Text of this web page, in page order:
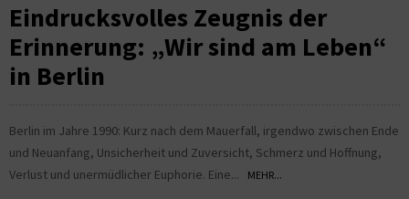
Eindrucksvolles Zeugnis der
Erinnerung: „Wir sind am Leben“
in Berlin
Berlin im Jahre 1990: Kurz nach dem Mauerfall, irgendwo zwischen Ende
und Neuanfang, Unsicherheit und Zuversicht, Schmerz und Hoffnung,
Verlust und unermüdlicher Euphorie. Eine...
MEHR...